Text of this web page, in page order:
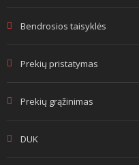
Bendrosios taisyklės
Prekių pristatymas
Prekių grąžinimas
DUK